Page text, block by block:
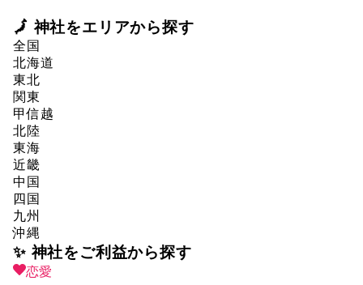
🗾 神社をエリアから探す
全国
北海道
東北
関東
甲信越
北陸
東海
近畿
中国
四国
九州
沖縄
✨ 神社をご利益から探す
恋愛